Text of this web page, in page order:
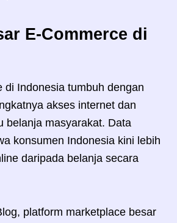
E-Commerce di
di Indonesia tumbuh dengan
akses internet dan
belanja masyarakat. Data
konsumen Indonesia kini lebih
daripada belanja secara
platform marketplace besar